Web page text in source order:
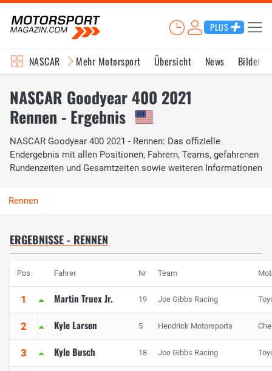
PLUS
NASCAR Mehr Motorsport Übersicht News Bilder
NASCAR Goodyear 400 2021
Rennen - Ergebnis
NASCAR Goodyear 400 2021 - Rennen: Das offizielle
Endergebnis mit allen Positionen, Fahrern, Teams, gefahrenen
Rundenzeiten und Gesamtzeiten sowie weiteren Informationen
ERGEBNISSE - RENNEN
Pos Fahrer Nr Team
1 Martin Truex Jr. 19 Joe Gibbs Racing
2 Kyle Larson 5 Hendrick Motorsports
3 Kyle Busch 18 Joe Gibbs Racing